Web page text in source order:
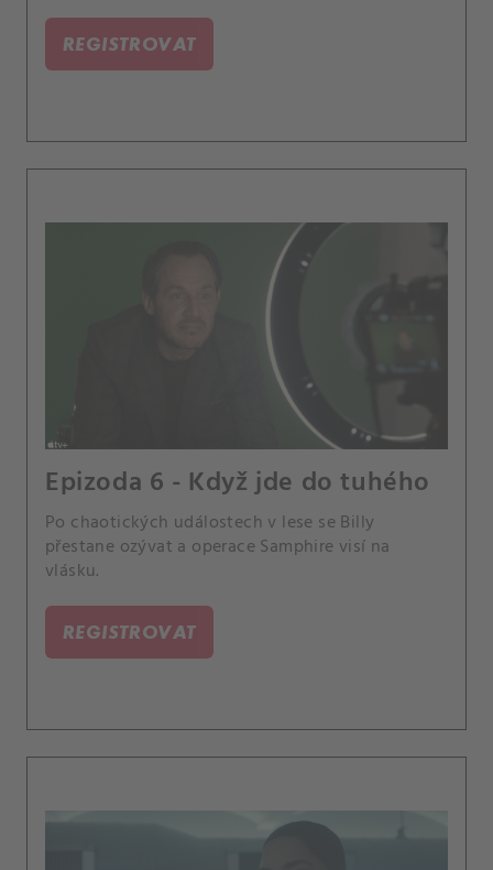
REGISTROVAT
Epizoda 6 - Když jde do tuhého
Po chaotických událostech v lese se Billy
přestane ozývat a operace Samphire visí na
vlásku.
REGISTROVAT